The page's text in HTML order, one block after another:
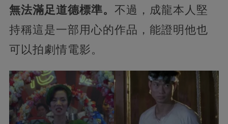
無法滿足道德標準。 不過，成龍本人堅
持稱這是一部用心的作品，能證明他也
可以拍劇情電影。